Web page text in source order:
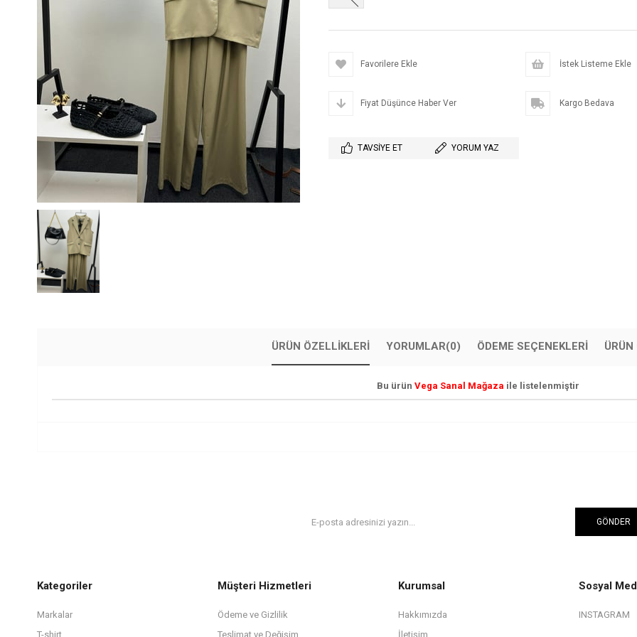
Favorilere Ekle İstek Listeme Ekle
Fiyat Düşünce Haber Ver Kargo Bedava
TAVSIYE ET YORUM YAZ
ÜRÜN ÖZELLIKLERI YORUMLAR(0) ÖDEME SEÇENEKLERI ÜRÜN
Bu ürün Vega Sanal Mağaza ile listelenmiştir
GÖNDER
Kategoriler
Markalar
T-shirt
Müşteri Hizmetleri
Ödeme ve Gizlilik
Teslimat ve Değişim
Kurumsal
Hakkımızda
İletişim
Sosyal
INSTAGRAM